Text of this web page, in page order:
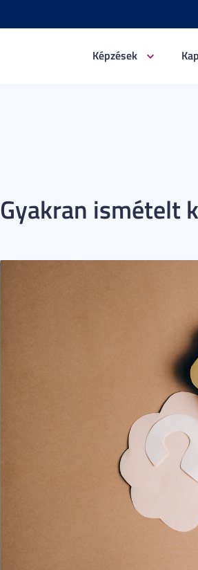
Képzések
Gyakran ismételt